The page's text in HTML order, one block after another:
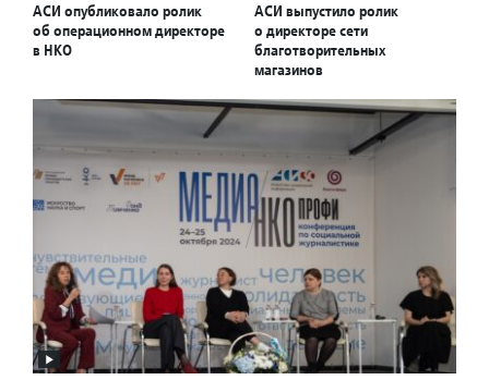
АСИ опубликовало ролик
об операционном директоре
в НКО
АСИ выпустило ролик
о директоре сети
благотворительных
магазинов